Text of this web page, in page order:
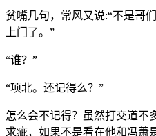
贫嘴几句，常风又说:“不是哥
上门了。”
“谁？”
“项北。还记得么？”
怎么会不记得？虽然打交道不
求疵，如果不是看在他和冯萧